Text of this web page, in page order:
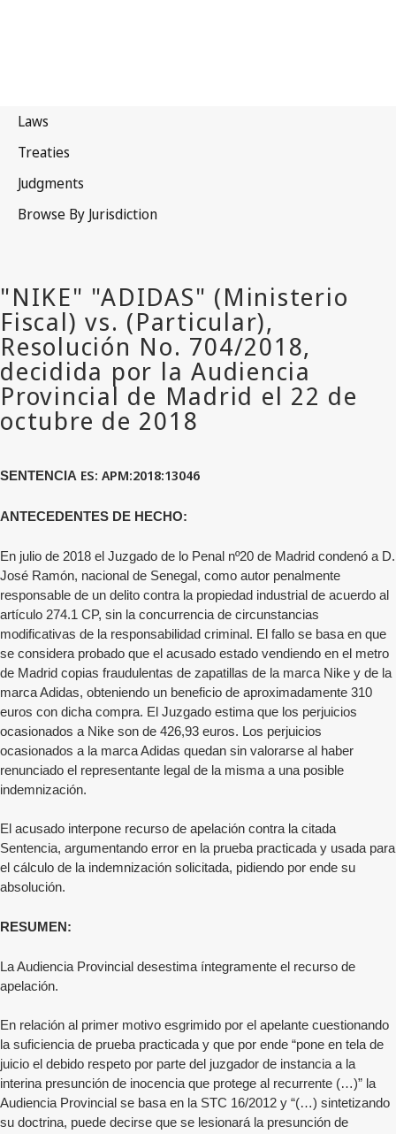
SENTENCIA ES: APM:2018:13046
ANTECEDENTES DE HECHO:
En julio de 2018 el Juzgado de lo Penal nº20 de Madrid condenó a D.
José Ramón, nacional de Senegal, como autor penalmente
responsable de un delito contra la propiedad industrial de acuerdo al
artículo 274.1 CP, sin la concurrencia de circunstancias
modificativas de la responsabilidad criminal. El fallo se basa en que
se considera probado que el acusado estado vendiendo en el metro
de Madrid copias fraudulentas de zapatillas de la marca Nike y de la
marca Adidas, obteniendo un beneficio de aproximadamente 310
euros con dicha compra. El Juzgado estima que los perjuicios
ocasionados a Nike son de 426,93 euros. Los perjuicios
ocasionados a la marca Adidas quedan sin valorarse al haber
renunciado el representante legal de la misma a una posible
indemnización.
El acusado interpone recurso de apelación contra la citada
Sentencia, argumentando error en la prueba practicada y usada para
el cálculo de la indemnización solicitada, pidiendo por ende su
absolución.
RESUMEN:
La Audiencia Provincial desestima íntegramente el recurso de
apelación.
En relación al primer motivo esgrimido por el apelante cuestionando
la suficiencia de prueba practicada y que por ende “pone en tela de
juicio el debido respeto por parte del juzgador de instancia a la
interina presunción de inocencia que protege al recurrente (…)” la
Audiencia Provincial se basa en la STC 16/2012 y “(…) sintetizando
su doctrina, puede decirse que se lesionará la presunción de